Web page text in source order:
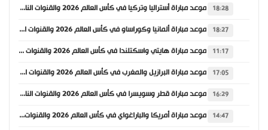
18:28 موعد مباراة أستراليا وتركيا في كأس العالم 2026 والقنوات الناقلة
18:27 موعد مباراة ألمانيا وكوراساو في كأس العالم 2026 والقنوات الناقلة
11:17 موعد مباراة هايتي واسكتلندا في كأس العالم 2026 والقنوات الناقلة
17:05 موعد مباراة البرازيل والمغرب في كأس العالم 2026 والقنوات الناقلة
16:29 موعد مباراة قطر وسويسرا في كأس العالم 2026 والقنوات الناقلة
14:47 موعد مباراة أمريكا والباراغواي في كأس العالم 2026 والقنوات الناقلة